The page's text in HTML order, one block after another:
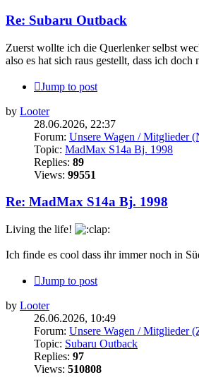
Re: Subaru Outback
Zuerst wollte ich die Querlenker selbst
also es hat sich raus gestellt, dass ich
Jump to post
by Looter
28.06.2026, 22:37
Forum: Unsere Wagen / Mitglieder
Topic: MadMax S14a Bj. 1998
Replies: 89
Views: 99551
Re: MadMax S14a Bj. 1998
Living the life!
Ich finde es cool dass ihr immer noch in
Jump to post
by Looter
26.06.2026, 10:49
Forum: Unsere Wagen / Mitglieder
Topic: Subaru Outback
Replies: 97
Views: 510808